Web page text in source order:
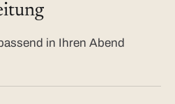
in Ihren Abend